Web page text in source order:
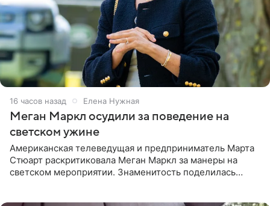
16 часов назад Елена Нужная
Меган Маркл осудили за поведение на
светском ужине
Американская телеведущая и предприниматель Марта
Стюарт раскритиковала Меган Маркл за манеры на
светском мероприятии. Знаменитость поделилась